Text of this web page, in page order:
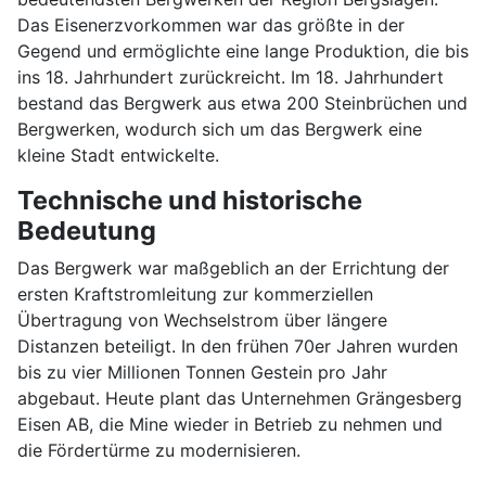
Das Eisenerzvorkommen war das größte in der
Gegend und ermöglichte eine lange Produktion, die bis
ins 18. Jahrhundert zurückreicht. Im 18. Jahrhundert
bestand das Bergwerk aus etwa 200 Steinbrüchen und
Bergwerken, wodurch sich um das Bergwerk eine
kleine Stadt entwickelte.
Technische und historische
Bedeutung
Das Bergwerk war maßgeblich an der Errichtung der
ersten Kraftstromleitung zur kommerziellen
Übertragung von Wechselstrom über längere
Distanzen beteiligt. In den frühen 70er Jahren wurden
bis zu vier Millionen Tonnen Gestein pro Jahr
abgebaut. Heute plant das Unternehmen Grängesberg
Eisen AB, die Mine wieder in Betrieb zu nehmen und
die Fördertürme zu modernisieren.